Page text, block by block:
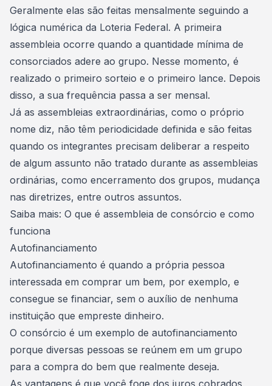
Geralmente elas são feitas mensalmente seguindo a
lógica numérica da Loteria Federal. A primeira
assembleia ocorre quando a quantidade mínima de
consorciados adere ao grupo. Nesse momento, é
realizado o primeiro sorteio e o primeiro lance. Depois
disso, a sua frequência passa a ser mensal.
Já as assembleias extraordinárias, como o próprio
nome diz, não têm periodicidade definida e são feitas
quando os integrantes precisam deliberar a respeito
de algum assunto não tratado durante as assembleias
ordinárias, como encerramento dos grupos, mudança
nas diretrizes, entre outros assuntos.
Saiba mais: O que é assembleia de consórcio e como
funciona
Autofinanciamento
Autofinanciamento é quando a própria pessoa
interessada em comprar um bem, por exemplo, e
consegue se financiar, sem o auxílio de nenhuma
instituição que empreste dinheiro.
O consórcio é um exemplo de autofinanciamento
porque diversas pessoas se reúnem em um grupo
para a compra do bem que realmente deseja.
As vantagens é que você foge dos juros cobrados